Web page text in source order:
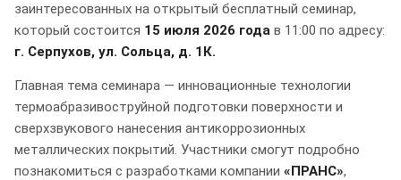
заинтересованных на открытый бесплатный семинар,
который состоится 15 июля 2026 года в 11:00 по адресу:
г. Серпухов, ул. Сольца, д. 1К.
Главная тема семинара — инновационные технологии
термоабразивоструйной подготовки поверхности и
сверхзвукового нанесения антикоррозионных
металлических покрытий. Участники смогут подробно
познакомиться с разработками компании «ПРАНС»,